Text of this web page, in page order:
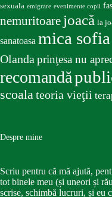
sexuala emigrare evenimente copii
nemuritoare joacă la
sanatoasa mica sofia
Olandaprinţesa nu
recomandă
scoalateoria vieţii
Despre mine
Scriu pentru că mă ajută,
tot binele meu (și uneori și
scrise, schimbă lucruri, și eu